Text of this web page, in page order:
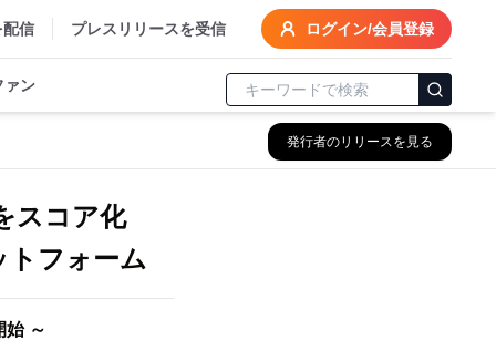
配信 プレスリリースを受信 ログイン/会員登録
ァン
発行者のリリースを見る
スコア化
フォーム
～